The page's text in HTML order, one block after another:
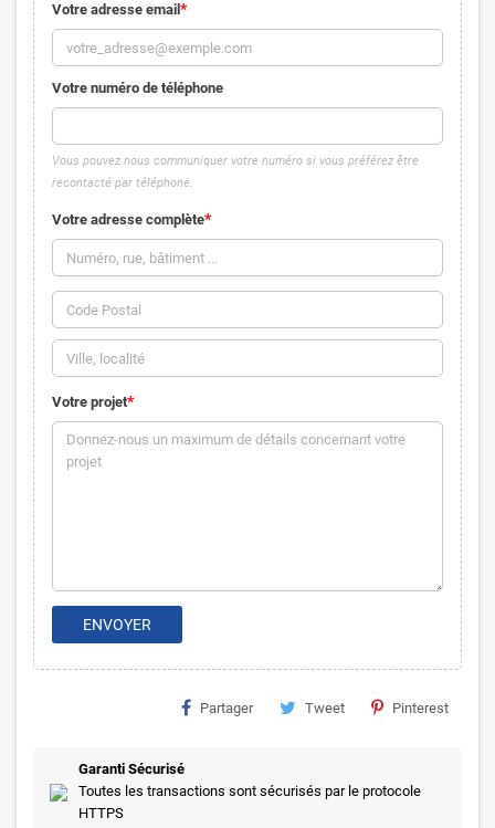
Votre adresse email
Votre numéro de téléphone
Vous pouvez nous communiquer votre numéro si vous préférez être
recontacté par téléphone.
Votre adresse complète
Votre projet
ENVOYER
Partager Tweet Pinterest
Garanti Sécurisé
Toutes les transactions sont sécurisés par le protocole
HTTPS